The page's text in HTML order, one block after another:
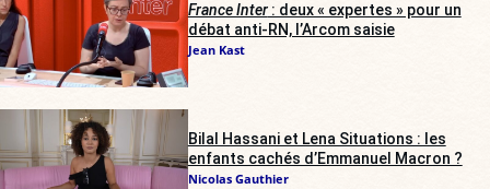
France Inter: deux « expertes » pour un
débat anti-RN, l’Arcom saisie
Jean Kast
Bilal Hassani et Lena Situations : les
enfants cachés d’Emmanuel Macron ?
Nicolas Gauthier